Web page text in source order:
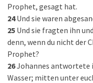
Prophet, gesagt hat.
24 Und sie waren
25 Und sie fragten ihn
denn, wenn du nicht der
Prophet?
26Johannes antwortete
Wasser; mitten unter